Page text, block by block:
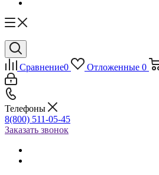
Сравнение0 Отложенные 0
Телефоны
8(800) 511-05-45
Заказать звонок